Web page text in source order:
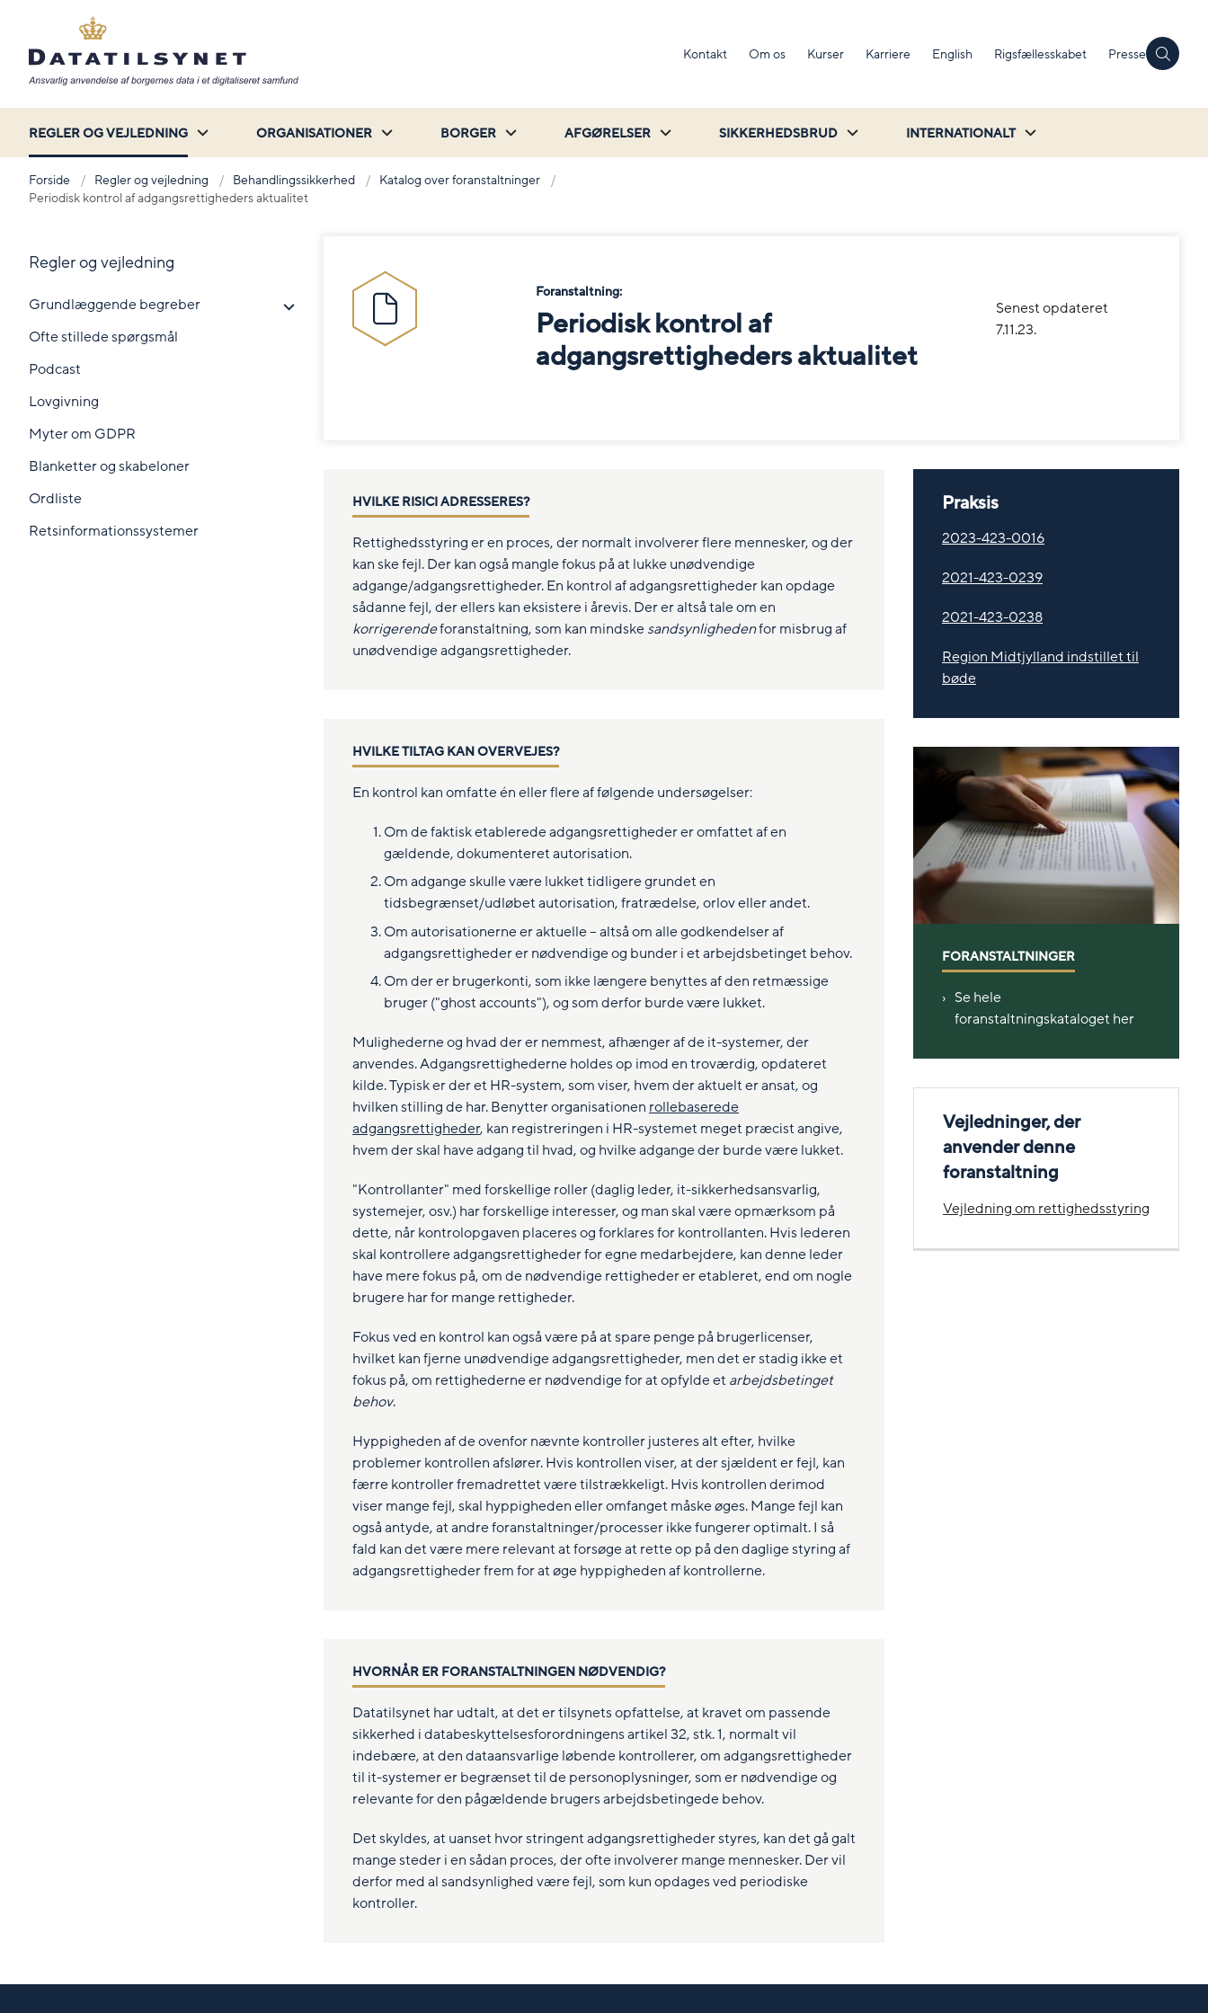
Kontakt Om os Kurser Karriere English Rigsfællesskabet Presse
REGLER OG VEJLEDNING ORGANISATIONER BORGER AFGØRELSER SIKKERHEDSBRUD INTERNATIONALT
Forside Regler og vejledning Behandlingssikkerhed
Katalog over foranstaltninger
Periodisk kontrol af adgangsrettigheders aktualitet
Regler og vejledning
Grundlæggende begreber
Ofte stillede spørgsmål
Podcast
Lovgivning
Myter om GDPR
Blanketter og skabeloner
Ordliste
Retsinformationssystemer
Foranstaltning:
Periodisk kontrol af
adgangsrettigheders aktualitet
Senest opdateret
7.11.23.
HVILKE RISICI ADRESSERES?
Rettighedsstyring er en proces, der normalt involverer flere mennesker, og der
kan ske fejl. Der kan også mangle fokus på at lukke unødvendige
adgange/adgangsrettigheder. En kontrol af adgangsrettigheder kan opdage
sådanne fejl, der ellers kan eksistere i årevis. Der er altså tale om en
korrigerendeforanstaltning, som kan mindskesandsynlighedenfor misbrug af
unødvendige adgangsrettigheder.
HVILKE TILTAG KAN OVERVEJES?
En kontrol kan omfatte én eller flere af følgende undersøgelser:
Om de faktisk etablerede adgangsrettigheder er omfattet af en
gældende, dokumenteret autorisation.
Om adgange skulle være lukket tidligere grundet en
tidsbegrænset/udløbet autorisation, fratrædelse, orlov eller andet.
Om autorisationerne er aktuelle – altså om alle godkendelser af
adgangsrettigheder er nødvendige og bunder i et arbejdsbetinget behov.
Om der er brugerkonti, som ikke længere benyttes af den retmæssige
bruger ("ghost accounts"), og som derfor burde være lukket.
Mulighederne og hvad der er nemmest, afhænger af de it-systemer, der
anvendes. Adgangsrettighederne holdes op imod en troværdig, opdateret
kilde. Typisk er der et HR-system, som viser, hvem der aktuelt er ansat, og
hvilken stilling de har. Benytter organisationen rollebaserede
adgangsrettigheder, kan registreringen i HR-systemet meget præcist angive,
hvem der skal have adgang til hvad, og hvilke adgange der burde være lukket.
"Kontrollanter" med forskellige roller (daglig leder, it-sikkerhedsansvarlig,
systemejer, osv.) har forskellige interesser, og man skal være opmærksom på
dette, når kontrolopgaven placeres og forklares for kontrollanten. Hvis lederen
skal kontrollere adgangsrettigheder for egne medarbejdere, kan denne leder
have mere fokus på, om de nødvendige rettigheder er etableret, end om nogle
brugere har for mange rettigheder.
Fokus ved en kontrol kan også være på at spare penge på brugerlicenser,
hvilket kan fjerne unødvendige adgangsrettigheder, men det er stadig ikke et
fokus på, om rettighederne er nødvendige for at opfylde et arbejdsbetinget
behov.
Hyppigheden af de ovenfor nævnte kontroller justeres alt efter, hvilke
problemer kontrollen afslører. Hvis kontrollen viser, at der sjældent er fejl, kan
færre kontroller fremadrettet være tilstrækkeligt. Hvis kontrollen derimod
viser mange fejl, skal hyppigheden eller omfanget måske øges. Mange fejl kan
også antyde, at andre foranstaltninger/processer ikke fungerer optimalt. I så
fald kan det være mere relevant at forsøge at rette op på den daglige styring af
adgangsrettigheder frem for at øge hyppigheden af kontrollerne.
HVORNÅR ER FORANSTALTNINGEN NØDVENDIG?
Datatilsynet har udtalt, at det er tilsynets opfattelse, at kravet om passende
sikkerhed i databeskyttelsesforordningens artikel 32, stk. 1, normalt vil
indebære, at den dataansvarlige løbende kontrollerer, om adgangsrettigheder
til it-systemer er begrænset til de personoplysninger, som er nødvendige og
relevante for den pågældende brugers arbejdsbetingede behov.
Det skyldes, at uanset hvor stringent adgangsrettigheder styres, kan det gå galt
mange steder i en sådan proces, der ofte involverer mange mennesker. Der vil
derfor med al sandsynlighed være fejl, som kun opdages ved periodiske
kontroller.
Praksis
2023-423-0016
2021-423-0239
2021-423-0238
Region Midtjylland indstillet til
bøde
FORANSTALTNINGER
Se hele
foranstaltningskataloget her
Vejledninger, der
anvender denne
foranstaltning
Vejledning om rettighedsstyring